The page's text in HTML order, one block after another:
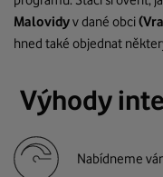
Malovidyv dané obci
hned také objednat
Výhody
Nabídneme